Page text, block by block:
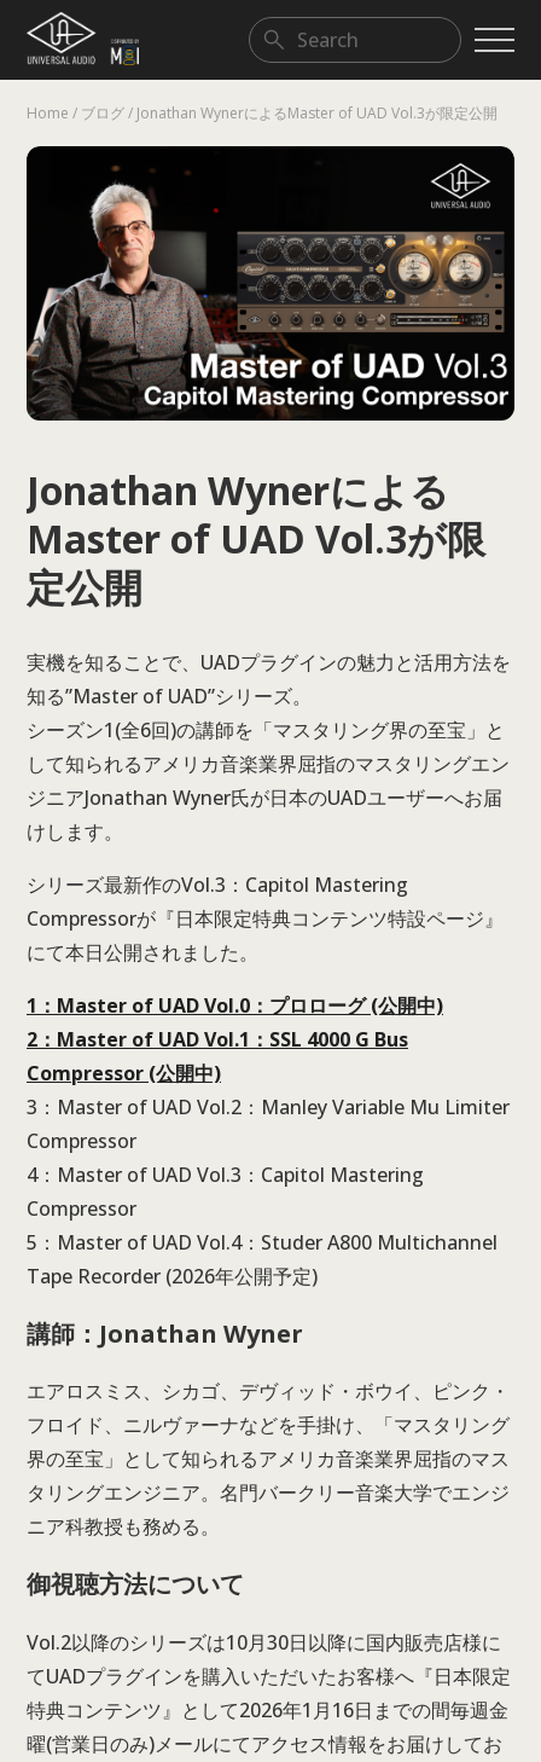
Home / ブログ/ Jonathan WynerによるMaster of UAD Vol.3が限定公開
Jonathan Wynerによる
Master of UAD Vol.3が限
定公開
実機を知ることで、UADプラグインの魅力と活用方法を
知る”Master of UAD”シリーズ。
シーズン1(全6回)の講師を「マスタリング界の至宝」と
して知られるアメリカ音楽業界屈指のマスタリングエン
ジニアJonathan Wyner氏が日本のUADユーザーへお届
けします。
シリーズ最新作のVol.3：Capitol Mastering
Compressorが『日本限定特典コンテンツ特設ページ』
にて本日公開されました。
1：Master of UAD Vol.0：プロローグ (公開中)
2：Master of UAD Vol.1：SSL 4000 G Bus
Compressor (公開中)
3：Master of UAD Vol.2：Manley Variable Mu Limiter
Compressor
4：Master of UAD Vol.3：Capitol Mastering
Compressor
5：Master of UAD Vol.4：Studer A800 Multichannel
Tape Recorder (2026年公開予定)
講師：Jonathan Wyner
エアロスミス、シカゴ、デヴィッド・ボウイ、ピンク・
フロイド、ニルヴァーナなどを手掛け、「マスタリング
界の至宝」として知られるアメリカ音楽業界屈指のマス
タリングエンジニア。名門バークリー音楽大学でエンジ
ニア科教授も務める。
御視聴方法について
Vol.2以降のシリーズは10月30日以降に国内販売店様に
てUADプラグインを購入いただいたお客様へ『日本限定
特典コンテンツ』として2026年1月16日までの間毎週金
曜(営業日のみ)メールにてアクセス情報をお届けしてお